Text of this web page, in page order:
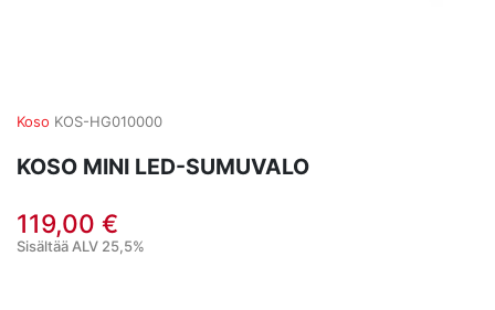
Koso KOS-HG010000
KOSO MINI LED-SUMUVALO
119,00 €
Sisältää ALV 25,5%